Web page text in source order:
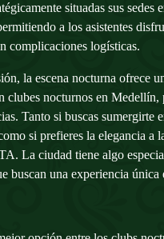
situadas sus sedes
a los asistentes
complicaciones logísticas.
la escena nocturna ofrece
clubes nocturnos en Medellín,
Tanto si buscas sumergirte
si prefieres la elegancia a
La ciudad tiene algo
buscan una experiencia única